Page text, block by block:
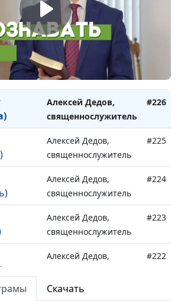
Алексей Дедов,
священнослужитель
Алексей Дедов,
священнослужитель
Алексей Дедов,
священнослужитель
#226
Алексей Дедов,
священнослужитель
#225
Алексей Дедов,
священнослужитель
#224
Алексей Дедов,
священнослужитель
#223
Алексей Дедов,
#222
Алексей Дедов,
Скачать